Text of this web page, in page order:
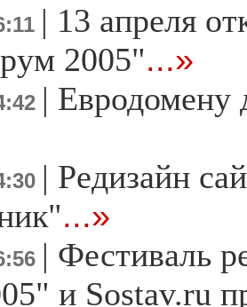
| 13 апреля
2005"...»
| Евродомену
| Редизайн
...»
| Фестиваль
и Sostav.ru